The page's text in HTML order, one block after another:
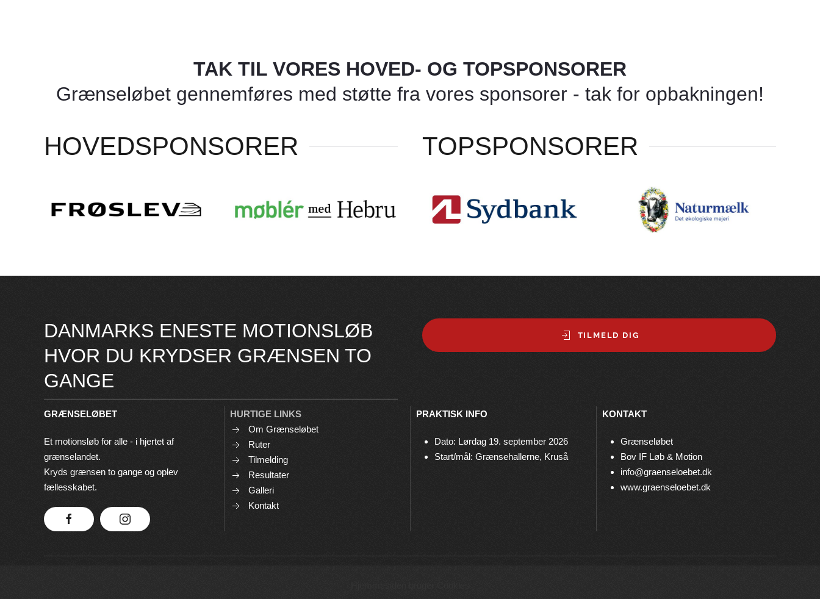
TAK TIL VORES HOVED- OG TOPSPONSORER
Grænseløbet gennemføres med støtte fra vores sponsorer - tak for opbakningen!
HOVEDSPONSORER TOPSPONSORER
DANMARKS ENESTE MOTIONSLØB
HVOR DU KRYDSER GRÆNSEN TO
GANGE
TILMELD DIG
GRÆNSELØBET
Et motionsløb for alle - i hjertet af
grænselandet.
Kryds grænsen to gange og oplev
fællesskabet.
HURTIGE LINKS
Om Grænseløbet
Ruter
Tilmelding
Resultater
Galleri
Kontakt
PRAKTISK INFO
Dato: Lørdag 19. september 2026
Start/mål: Grænsehallerne, Kruså
KONTAKT
Grænseløbet
Bov IF Løb & Motion
info@graenseloebet.dk
www.graenseloebet.dk